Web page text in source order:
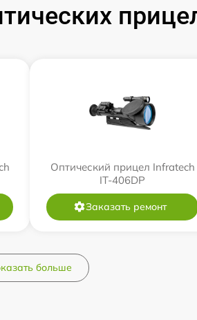
Оптический прицел Infratech
IT-406DP
Заказать ремонт
больше